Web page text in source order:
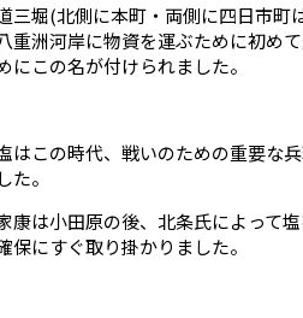
三堀(北側に本町・両側に四日市町
重洲河岸に物資を運ぶために初め
にこの名が付けられました。
はこの時代、戦いのための重要な
した。
康は小田原の後、北条氏によって
保にすぐ取り掛かりました。